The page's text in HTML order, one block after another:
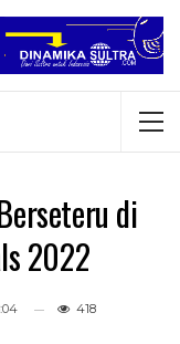
di
2022
418